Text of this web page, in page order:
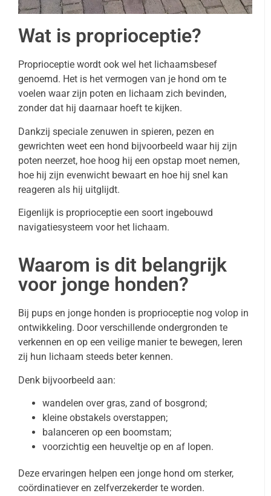
Wat is proprioceptie?
Proprioceptie wordt ook wel het lichaamsbesef
genoemd. Het is het vermogen van je hond om te
voelen waar zijn poten en lichaam zich bevinden,
zonder dat hij daarnaar hoeft te kijken.
Dankzij speciale zenuwen in spieren, pezen en
gewrichten weet een hond bijvoorbeeld waar hij zijn
poten neerzet, hoe hoog hij een opstap moet nemen,
hoe hij zijn evenwicht bewaart en hoe hij snel kan
reageren als hij uitglijdt.
Eigenlijk is proprioceptie een soort ingebouwd
navigatiesysteem voor het lichaam.
Waarom is dit belangrijk
voor jonge honden?
Bij pups en jonge honden is proprioceptie nog volop in
ontwikkeling. Door verschillende ondergronden te
verkennen en op een veilige manier te bewegen, leren
zij hun lichaam steeds beter kennen.
Denk bijvoorbeeld aan:
wandelen over gras, zand of bosgrond;
kleine obstakels overstappen;
balanceren op een boomstam;
voorzichtig een heuveltje op en af lopen.
Deze ervaringen helpen een jonge hond om sterker,
coördinatiever en zelfverzekerder te worden.